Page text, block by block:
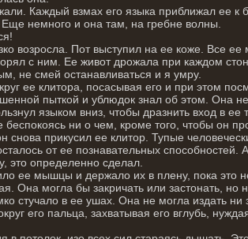
Каждый взмах его языка приближал ее к
Еще немного и она там, на гребне волны.
возросла. Пот выступил на ее коже. Все
с ним. Ее живот дрожала при каждом
не смей останавливаться и я умру.
ее клитора, посасывая его и при этом
пыткой и ублюдок знал об этом. Она
языком вниз, чтобы дразнить вход в ее
беспокоясь ни о чем, кроме того, чтобы он
снова прикусил ее клитор. Тупые
от ее познавательных
это определенно сделал.
ее мышцы и держало их в плену, пока это
Она могла бы закричать или застонать, но
стучало в ее ушах. Она не могла издать ни
его пальца, захватывая его вглубь,